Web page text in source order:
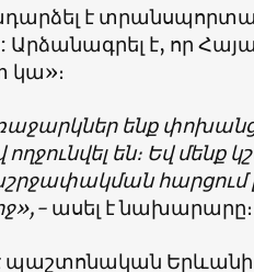
է
է, որ
կա»։
ենք
են։ Եվ մենք
հարցում
ասել է նախարարը։
պաշտոնական Երևանի